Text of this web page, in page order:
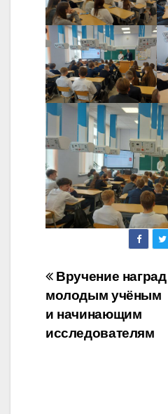
Навигация
по
записям
Вручение наград
молодым учёным
и начинающим
исследователям